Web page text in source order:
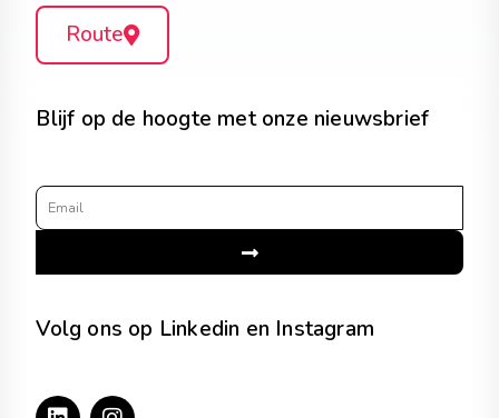
Route
Blijf op de hoogte met onze nieuwsbrief
Email
Volg ons op Linkedin en Instagram
L I